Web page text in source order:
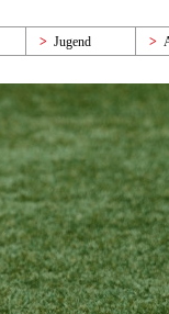
Jugend